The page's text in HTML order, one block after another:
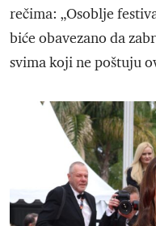
rečima: „Osoblje
biće obavezano da
svima koji ne poštuju